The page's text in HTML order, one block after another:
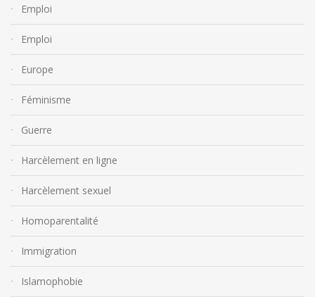
Emploi
Emploi
Europe
Féminisme
Guerre
Harcèlement en ligne
Harcèlement sexuel
Homoparentalité
Immigration
Islamophobie